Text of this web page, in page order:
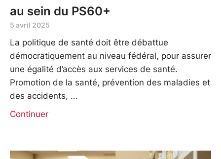
au sein du PS60+
5 avril 2025
La politique de santé doit être débattue
démocratiquement au niveau fédéral, pour assurer
une égalité d’accès aux services de santé.
Promotion de la santé, prévention des maladies et
des accidents,
Continuer